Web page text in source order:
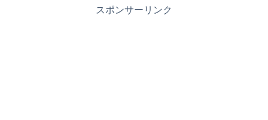
スポンサーリンク